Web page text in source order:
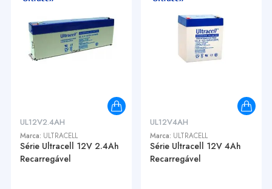
UL12V2.4AH
Marca: ULTRACELL
Série Ultracell 12V 2.4Ah
Recarregável
UL12V4AH
Marca: ULTRACELL
Série Ultracell 12V 4Ah
Recarregável